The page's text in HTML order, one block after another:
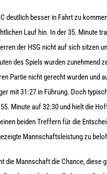
deutlich besser in Fahrt zu
Lauf hin. In der 35. Minute
der HSG nicht auf sich sitzen
des Spiels wurden
Partie nicht gerecht wurden und
mit 31:27 in Führung. Doch
Minute auf 32:30 und hielt die
beiden Treffern für die
Mannschaftsleistung zu
die Mannschaft die Chance, diese